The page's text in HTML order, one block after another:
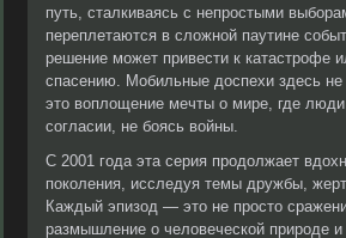
путь, сталкиваясь с непростыми
переплетаются в сложной паутине
решение может привести к катастрофе
спасению. Мобильные доспехи здесь
это воплощение мечты о мире, где
согласии, не боясь войны.
С 2001 года эта серия продолжает
поколения, исследуя темы дружбы,
Каждый эпизод — это не просто
размышление о человеческой природе